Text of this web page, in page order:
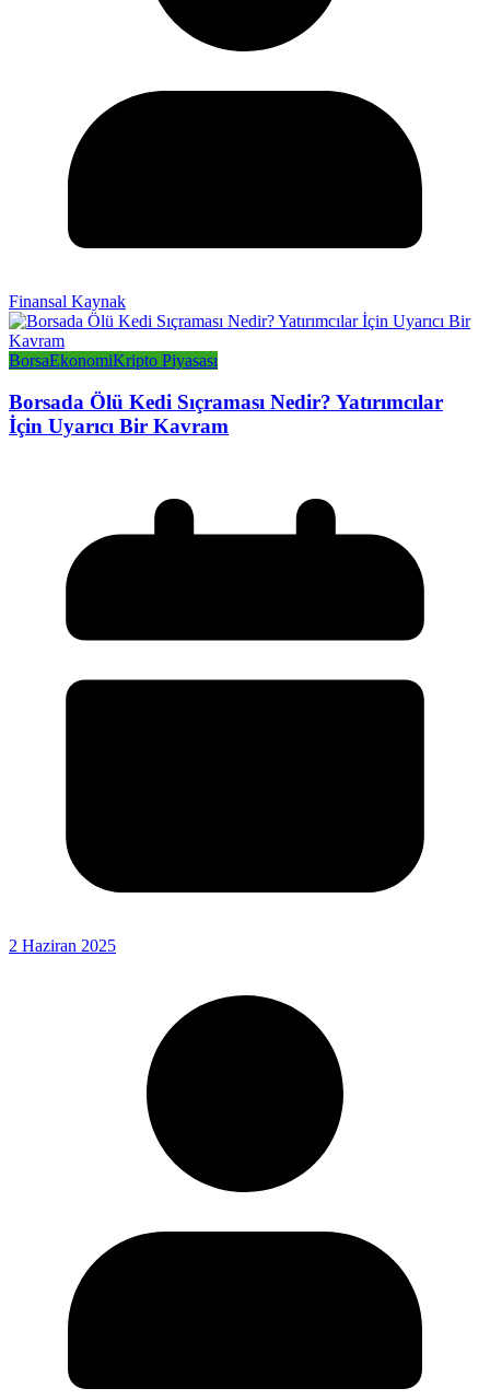
Finansal Kaynak
BorsaEkonomiKripto Piyasası
Borsada Ölü Kedi Sıçraması Nedir? Yatırımcılar
İçin Uyarıcı Bir Kavram
2 Haziran 2025